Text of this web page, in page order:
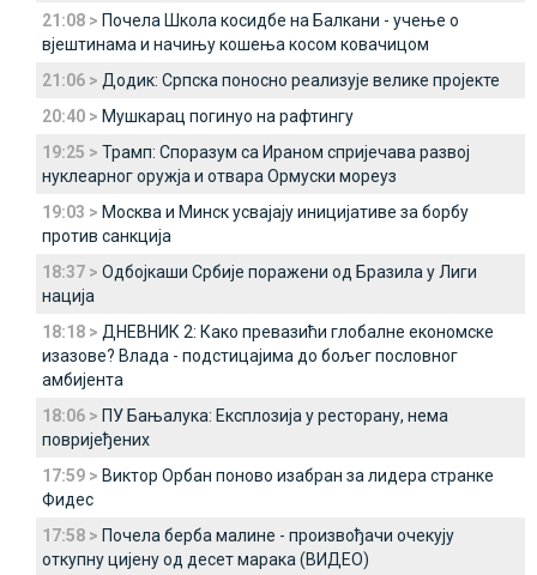
21:08 > Почела Школа косидбе на Балкани - учење о
вјештинама и начињу кошења косом ковачицом
21:06 > Додик: Српска поносно реализује велике пројекте
20:40 > Мушкарац погинуо на рафтингу
19:25 > Трамп: Споразум са Ираном спријечава развој
нуклеарног оружја и отвара Ормуски мореуз
19:03 > Москва и Минск усвајају иницијативе за борбу
против санкција
18:37 > Одбојкаши Србије поражени од Бразила у Лиги
нација
18:18 > ДНЕВНИК 2: Како превазићи глобалне економске
изазове? Влада - подстицајима до бољег пословног
амбијента
18:06 > ПУ Бањалука: Експлозија у ресторану, нема
повријеђених
17:59 > Виктор Орбан поново изабран за лидера странке
Фидес
17:58 > Почела берба малине - произвођачи очекују
откупну цијену од десет марака (ВИДЕО)